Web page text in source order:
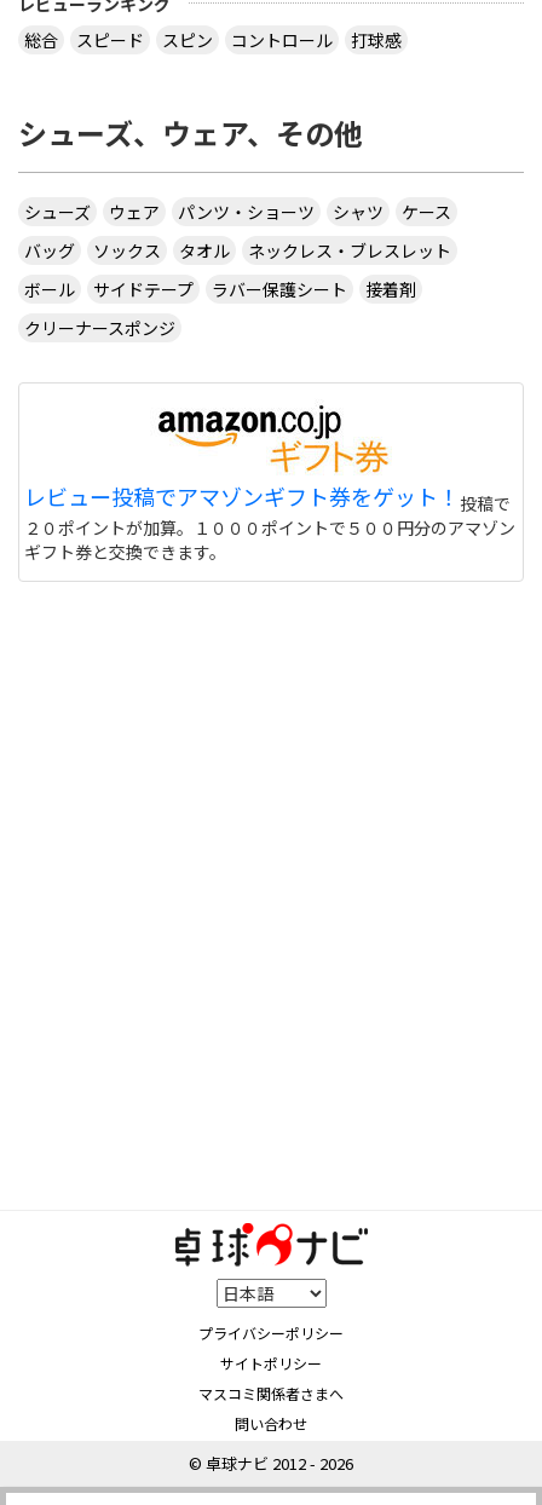
総合
スピード スピン コントロール 打球感
シューズ、ウェア、その他
シューズ ウェア パンツ・ショーツ シャツ
ケース
バッグ
ソックス タオル
ネックレス・ブレスレット
ボール
サイドテープ ラバー保護シート
接着剤
クリーナースポンジ
レビュー投稿でアマゾンギフト券をゲット！ 投稿で
２０ポイントが加算。１０００ポイントで５００円分のアマゾン
ギフト券と交換できます。
プライバシーポリシー
サイトポリシー
マスコミ関係者さまへ
問い合わせ
© 卓球ナビ 2012 - 2026